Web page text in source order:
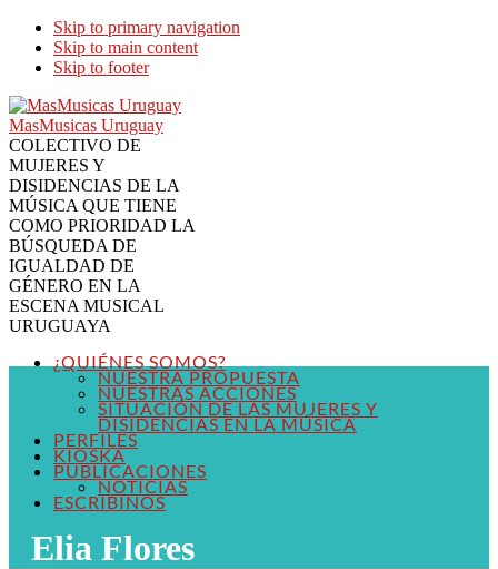
Skip to primary navigation
Skip to main content
Skip to footer
MasMusicas Uruguay
COLECTIVO DE
MUJERES Y
DISIDENCIAS DE LA
MÚSICA QUE TIENE
COMO PRIORIDAD LA
BÚSQUEDA DE
IGUALDAD DE
GÉNERO EN LA
ESCENA MUSICAL
URUGUAYA
¿QUIÉNES SOMOS?
NUESTRA PROPUESTA
NUESTRAS ACCIONES
SITUACIÓN DE LAS MUJERES Y
DISIDENCIAS EN LA MÚSICA
PERFILES
KIOSKA
PUBLICACIONES
NOTICIAS
ESCRIBINOS
Elia Flores